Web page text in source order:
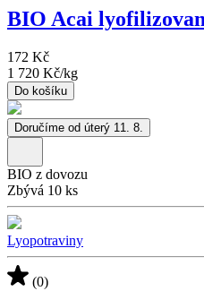
BIO Acai
172 Kč
1 720 Kč/kg
Do košíku
Doručíme od úterý 11. 8.
BIO z dovozu
Zbývá 10 ks
Lyopotraviny
(0)